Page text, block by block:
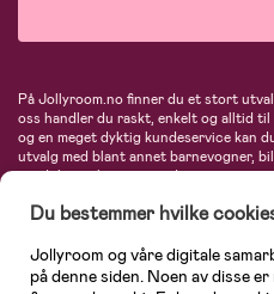
På Jollyroom.no finner du et stort
oss handler du raskt, enkelt og alltid
og en meget dyktig kundeservice kan
utvalg med blant annet barnevogner,
produkter til mor, mengder av
Maxi-Cosi, Baby Jogger, BabyBjörn,
største nettbutikk for barn og baby!
Du bestemmer hvilke
Jollyroom og våre digitale
på denne siden. Noen av disse